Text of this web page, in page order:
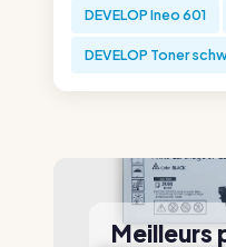
DEVELOP Ineo 601
DEVELOP Toner
Meilleurs